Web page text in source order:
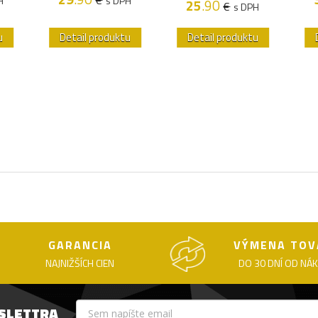
Detail produktu
25.90€ s DPH
Detail produktu
GARANCIA
NAJNIŽŠÍCH CIEN
VÝMENA
DO 30 DNÍ OD